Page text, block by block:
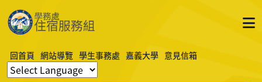
回首頁 網站導覽 學生事務處 嘉義大學 意見信箱